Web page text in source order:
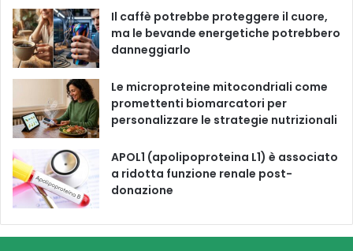
Il caffè potrebbe proteggere il cuore,
ma le bevande energetiche potrebbero
danneggiarlo
Le microproteine ​​mitocondriali come
promettenti biomarcatori per
personalizzare le strategie nutrizionali
APOL1 (apolipoproteina L1) è associato
a ridotta funzione renale post-
donazione